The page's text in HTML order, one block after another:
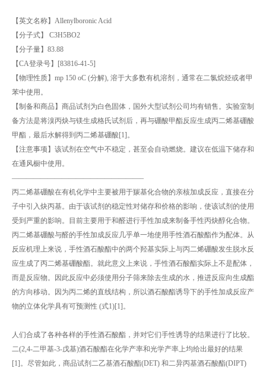
【英文名称】Allenylboronic Acid
【分子式】 C3H5BO2
【分子量】83.88
【CA登录号】[83816-41-5]
【物理性质】mp 150 oC (分解), 溶于大多数有机溶剂，通常在二氯烷烃或者甲
苯中使用。
【制备和商品】商品试剂为白色固体，国外大型试剂公司均有销售。实验室制
备方法是将溴丙炔与镁生成格氏试剂后，再与硼酸甲酯反应生成丙二烯基硼酸
甲酯，最后水解得到丙二烯基硼酸[1]。
【注意事项】该试剂在空气中不稳定，甚至会自动燃烧。建议在低温下储存和
在通风橱中使用。
——————————————————–
丙二烯基硼酸在有机化学中主要被用于羰基化合物的亲核加成反应，直接在分
子中引入炔丙基。由于该试剂的稳定性对储存和价格的影响，使该试剂的使用
受到严重的影响。目前主要用于和醛进行手性加成来制备手性丙炔醇化合物。
丙二烯基硼酸与醛的手性加成反应几乎单一地使用手性酒石酸酯作为配体。从
反应机理上来说，手性酒石酸酯中的两个羟基实际上与丙二烯硼酸发生脱水反
应生成了丙二烯基硼酸酯。就此意义上来说，手性酒石酸酯实际上不是配体，
而是反应物。因此反应中必须使用分子筛来除去生成的水，推进反应向生成酯
的方向移动。因为丙二烯的直线结构，所以酒石酸酯诱导下的手性加成反应产
物的立体化学具有可预测性 (式1)[1]。
人们合成了各种各样的手性酒石酸酯，并对它们手性诱导的结果进行了比较。
二(2,4-二甲基-3-戊基)酒石酸酯在化学产率和光学产率上均给出最好的结果
[1]。尽管如此，商品试剂二乙基酒石酸酯(DET) 和二异丙基酒石酸酯(DIPT)